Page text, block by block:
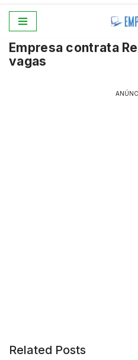
para
o
Empresa contrata
vagas
Related Posts